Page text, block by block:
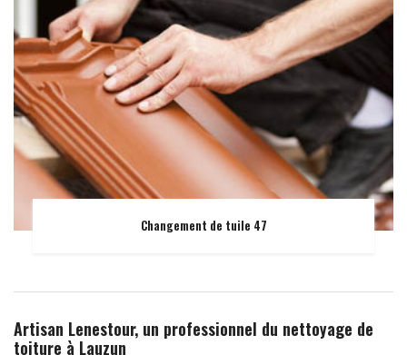
Changement de tuile 47
Artisan Lenestour, un professionnel du nettoyage de
toiture à Lauzun